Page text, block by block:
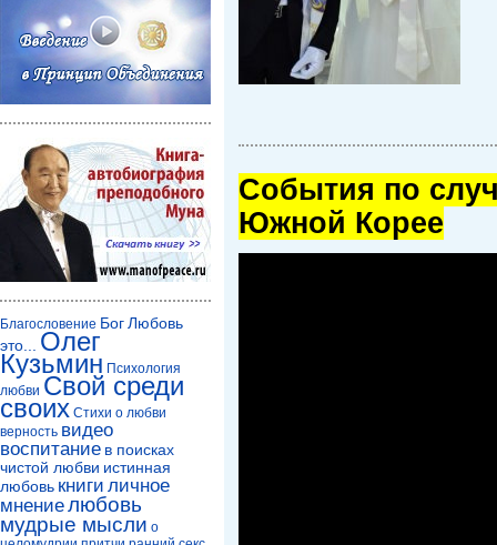
Cобытия по
Южной Корее
Благословение БогЛюбовь
это...
Олег
Кузьмин Психология
любви Свой среди
своих Стихи о любви
верность видео
воспитание в поисках
чистой любви истинная
любовь книги личное
мнениелюбовь
мудрые мысли о